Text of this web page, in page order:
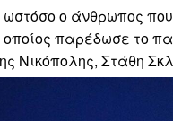
ο άνθρωπος
παρέδωσε το
Νικόπολης, Στάθη